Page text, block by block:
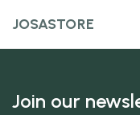
JOSASTORE
Join our